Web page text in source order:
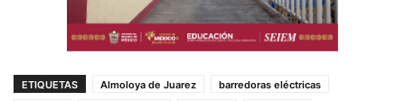
ETIQUETAS Almoloya de Juarez
barredoras eléctricas